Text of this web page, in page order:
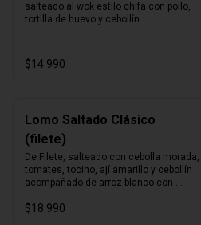
salteado al wok estilo chifa con pollo,
tortilla de huevo y cebollín.
$14.990
Lomo Saltado Clásico
(filete)
De Filete, salteado con cebolla morada,
tomates, tocino, ají amarillo y cebollín
acompañado de arroz blanco con
$18.990